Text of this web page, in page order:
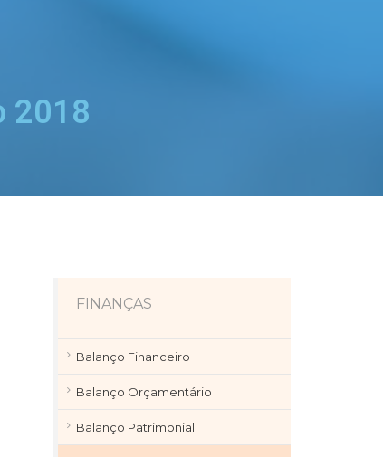
2018
FINANÇAS
Balanço Financeiro
Balanço Orçamentário
Balanço Patrimonial